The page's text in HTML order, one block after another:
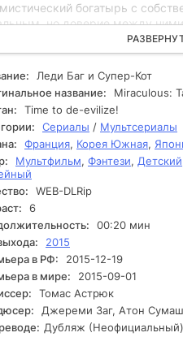
мистический богатырь с
но доверие между
и взаимных чувств.
опасностью и старается
в то время как Супер-Кот
удастся всё исправить.
приключений им
или любовь, которая может
Какие будут их дальнейшие
прежде чем зло
Леди Баг и Супер-Кот
название:
Miraculous:
Time to de-evilize!
Сериалы / Мультсериалы
Франция, Корея Южная,
Мультфильм, Фэнтези, Детский
WEB-DLRip
6
00:20 мин
2015
в РФ:
2015-12-19
в мире:
2015-09-01
Томас Астрюк
Джереми Заг, Атон
Дубляж (Неофициальный)